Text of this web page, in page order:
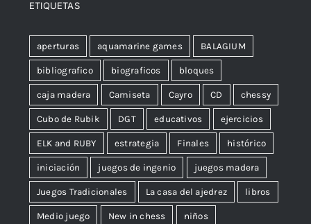
ETIQUETAS
aperturas aquamarine games BALAGIUM
bibliografico biograficos bloques
caja madera Camiseta Cayro CD chessy
Cubo de Rubik DGT educativos ejercicios
ELK and RUBY estrategia Finales histórico
iniciación juegos de ingenio juegos madera
Juegos Tradicionales La casa del ajedrez libros
Medio juego New in chess niños